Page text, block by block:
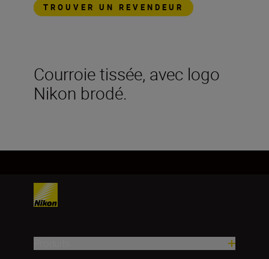
TROUVER UN REVENDEUR
Courroie tissée, avec logo
Nikon brodé.